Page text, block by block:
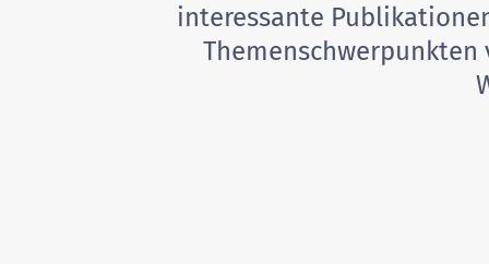
interessante